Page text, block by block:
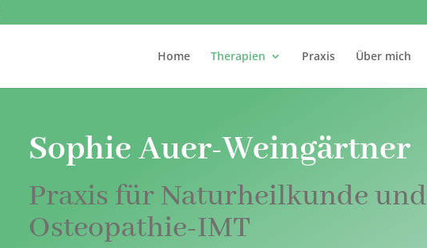
Home Therapien Praxis Über mich
Sophie Auer-Weingärtner
Praxis für Naturheilkunde und
Osteopathie-IMT